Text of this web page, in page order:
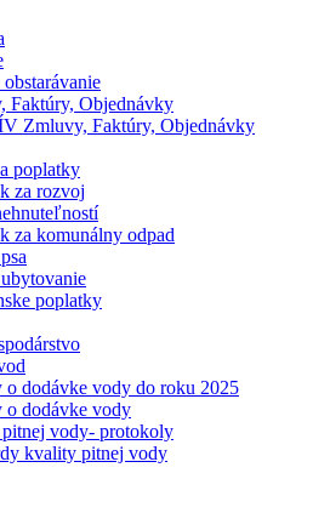
Faktúry, Objednávky
Zmluvy, Faktúry, Objednávky
poplatky
za rozvoj
za komunálny odpad
poplatky
o dodávke vody do roku 2025
o dodávke vody
vody- protokoly
kvality pitnej vody